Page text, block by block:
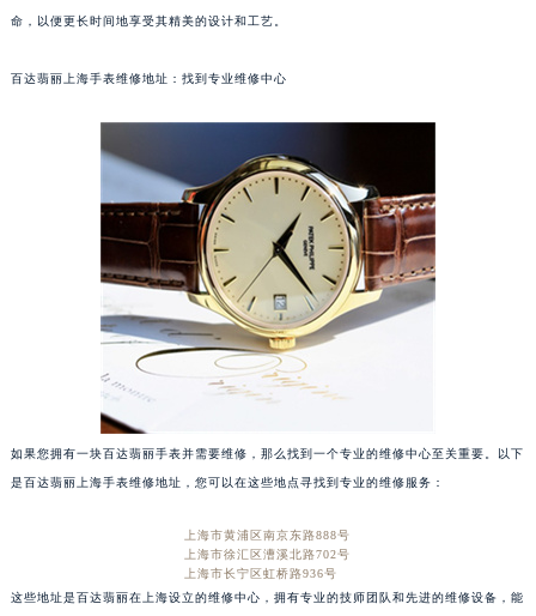
命，以便更长时间地享受其精美的设计和工艺。
百达翡丽上海手表维修地址：找到专业维修中心
如果您拥有一块百达翡丽手表并需要维修，那么找到一个专业的维修中心至关重要。以下
是百达翡丽上海手表维修地址，您可以在这些地点寻找到专业的维修服务：
上海市黄浦区南京东路888号
上海市徐汇区漕溪北路702号
上海市长宁区虹桥路936号
这些地址是百达翡丽在上海设立的维修中心，拥有专业的技师团队和先进的维修设备，能